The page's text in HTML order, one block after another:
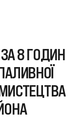
ЗА 8 ГОДИН